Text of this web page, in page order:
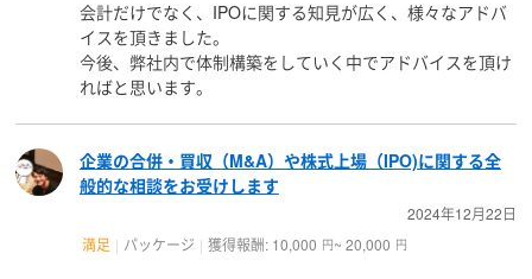
会計だけでなく、IPOに関する知見が広く、様々なアドバ
イスを頂きました。
今後、弊社内で体制構築をしていく中でアドバイスを頂け
ればと思います。
企業の合併・買収（M&A）や株式上場（IPO)に関する全
般的な相談をお受けします
2024年12月22日
満足
パッケージ 獲得報酬: 10,000 円~ 20,000 円